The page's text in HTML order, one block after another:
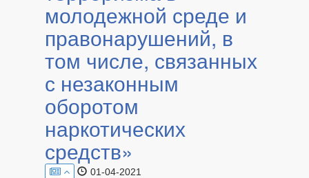
молодежной среде и
правонарушений, в
том числе, связанных
с незаконным
оборотом
наркотических
средств»
01-04-2021